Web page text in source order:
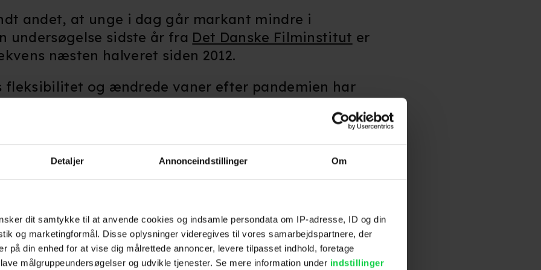
Detaljer Annonceindstillinger Om
dit samtykke til at anvende cookies og indsamle persondata om IP-adresse, ID og din
og marketingformål. Disse oplysninger videregives til vores samarbejdspartnere, der
på din enhed for at vise dig målrettede annoncer, levere tilpasset indhold, foretage
målgruppeundersøgelser og udvikle tjenester. Se mere information under indstillinger
andet, at unge i dag går markant mindre i
undersøgelse sidste år fra Det Danske Filminstitut er
næsten halveret siden 2012.
og ændrede vaner efter pandemien har
fastholde de unge biografgængere, som historisk
målgruppe.
at finde en teknisk løsning og skabe en bæredygtig
danske filmbranche.
i december 2025 udviklingsstøtte fra Det Danske
Fonden til den indledende fase af projektet.